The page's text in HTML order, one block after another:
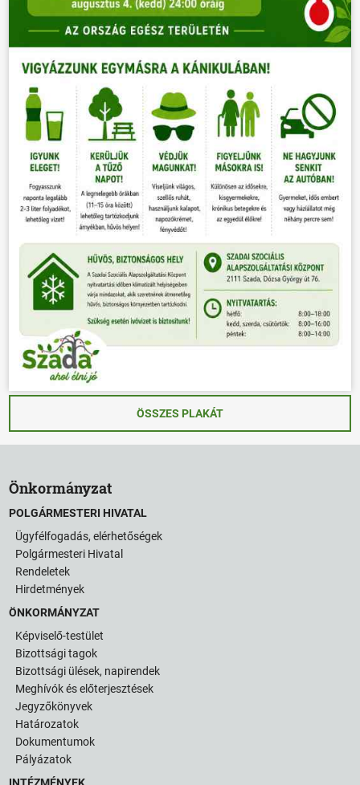
ÖSSZES PLAKÁT
Önkormányzat
POLGÁRMESTERI HIVATAL
Ügyfélfogadás, elérhetőségek
Polgármesteri Hivatal
Rendeletek
Hirdetmények
ÖNKORMÁNYZAT
Képviselő-testület
Bizottsági tagok
Bizottsági ülések, napirendek
Meghívók és előterjesztések
Jegyzőkönyvek
Határozatok
Dokumentumok
Pályázatok